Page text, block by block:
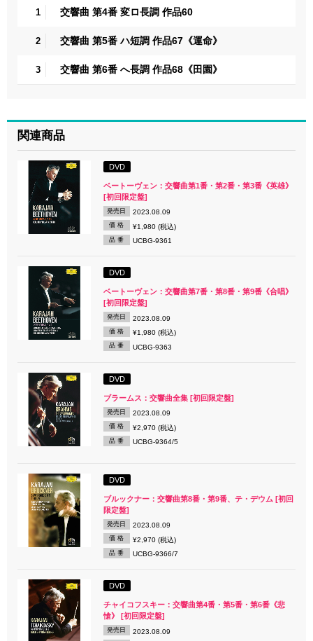
1 交響曲 第4番 変ロ長調 作品60
2 交響曲 第5番 ハ短調 作品67《運命》
3 交響曲 第6番 へ長調 作品68《田園》
関連商品
DVD
ベートーヴェン：交響曲第1番・第2番・第3番《英雄》
[初回限定盤]
発売日 2023.08.09
価 格 ¥1,980 (税込)
品 番 UCBG-9361
DVD
ベートーヴェン：交響曲第7番・第8番・第9番《合唱》
[初回限定盤]
発売日 2023.08.09
価 格 ¥1,980 (税込)
品 番 UCBG-9363
DVD
ブラームス：交響曲全集 [初回限定盤]
発売日 2023.08.09
価 格 ¥2,970 (税込)
品 番 UCBG-9364/5
DVD
ブルックナー：交響曲第8番・第9番、テ・デウム [初回
限定盤]
発売日 2023.08.09
価 格 ¥2,970 (税込)
品 番 UCBG-9366/7
DVD
チャイコフスキー：交響曲第4番・第5番・第6番《悲
愴》 [初回限定盤]
発売日 2023.08.09